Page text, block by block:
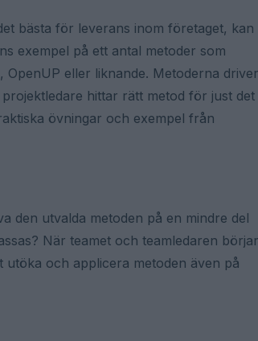
bästa för leverans inom företaget, kan
exempel på ett antal metoder som
eller liknande. Metoderna driver
hittar rätt metod för just det
övningar och exempel från
den utvalda metoden på en mindre del
När teamet och teamledaren börjar
utöka och applicera metoden även på